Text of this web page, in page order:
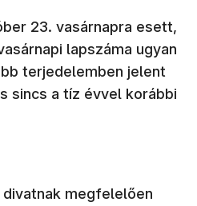
23. vasárnapra esett,
lapszáma ugyan
terjedelemben jelent
sincs a tíz évvel korábbi
megfelelően